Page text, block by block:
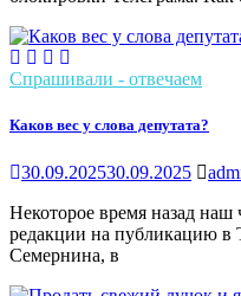
Спрашивали - отвечаем
Каков вес у слова депутата?
30.09.202530.09.2025
Некоторое время назад наш
редакции на публикацию в
Семернина, в